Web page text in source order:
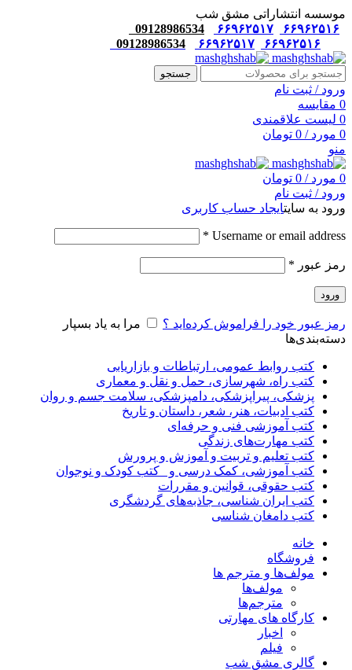
موسسه انتشاراتی مشق شب
۶۶۹۶۲۵۱۶
۶۶۹۶۲۵۱۷
09128986534
۶۶۹۶۲۵۱۶
۶۶۹۶۲۵۱۷ 09128986534
جستجو
ورود / ثبت نام
0 مقایسه
0 لیست علاقمندی
0 مورد /
0 تومان
منو
0 مورد /
0 تومان
ورود / ثبت نام
ورود به سایتایجاد حساب کاربری
Username or email address
*
رمز عبور *
ورود
رمز عبور خود را فراموش کرده‌اید ؟
مرا به یاد بسپار
دسته‌بندی‌ها
کتب روابط عمومی، ارتباطات و بازاریابی
کتب راه، شهرسازی، حمل و نقل و معماری
پزشکی، پیراپزشکی، دامپزشکی، سلامت جسم و روان
کتب ادبیات، هنر، شعر، داستان و تاریخ
کتب آموزشی فنی و حرفه‌ای
کتب مهارت‌های زندگی
کتب تعلیم و تربیت و آموزش و پرورش
کتب آموزشی، کمک درسی و _کتب کودک و نوجوان
کتب حقوقی، قوانین و مقررات
کتب ایران شناسی، جاذبه‌های گردشگری
کتب دامغان شناسی
خانه
فروشگاه
مولف‌ها و مترجم ها
مولف‌ها
مترجم‌ها
کارگاه های مهارتی
اخبار
فیلم
گالری مشق شب